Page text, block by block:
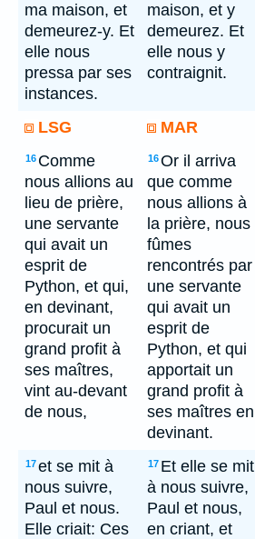
ma maison, et
demeurez-y. Et
elle nous
pressa par ses
instances.
maison, et y
demeurez. Et
elle nous y
contraignit.
LSG
MAR
16 Comme
nous allions au
lieu de prière,
une servante
qui avait un
esprit de
Python, et qui,
en devinant,
procurait un
grand profit à
ses maîtres,
vint au-devant
de nous,
16Or il arriva
que comme
nous allions à
la prière, nous
fûmes
rencontrés par
une servante
qui avait un
esprit de
Python, et qui
apportait un
grand profit à
ses maîtres en
devinant.
17et se mit à
nous suivre,
Paul et nous.
Elle criait: Ces
17 Et elle se mit
à nous suivre,
Paul et nous,
en criant, et